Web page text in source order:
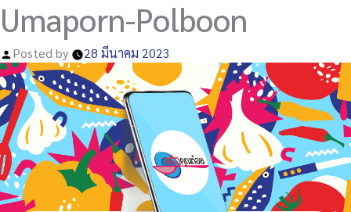
Umaporn-Polboon
Posted by 28 มีนาคม 2023